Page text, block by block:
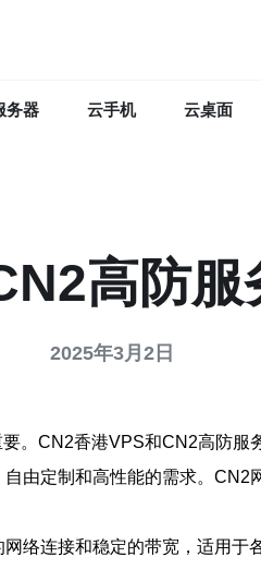
务器 云手机 云桌面
高防
2025年3月2日
。CN2香港VPS和CN2高防服
由定制和高性能的需求。CN2
络连接和稳定的带宽，适用于